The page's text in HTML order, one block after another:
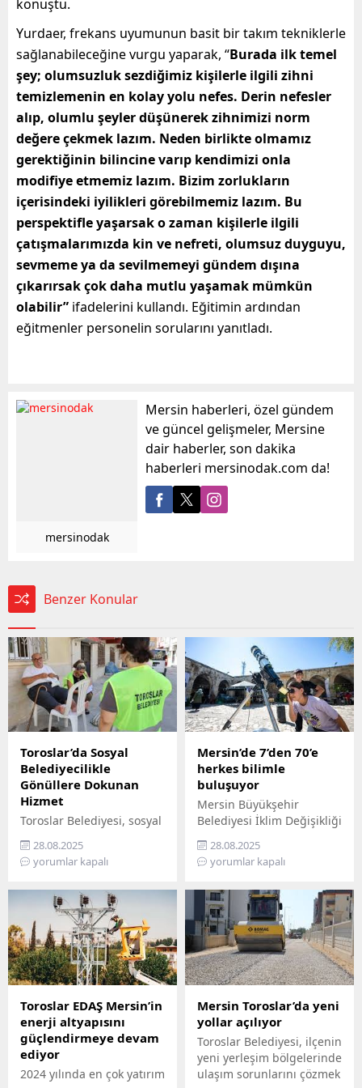
konuştu.
Yurdaer, frekans uyumunun basit bir takım tekniklerle
sağlanabileceğine vurgu yaparak, “Burada ilk temel
şey; olumsuzluk sezdiğimiz kişilerle ilgili zihni
temizlemenin en kolay yolu nefes. Derin nefesler
alıp, olumlu şeyler düşünerek zihnimizi norm
değere çekmek lazım. Neden birlikte olmamız
gerektiğinin bilincine varıp kendimizi onla
modifiye etmemiz lazım. Bizim zorlukların
içerisindeki iyilikleri görebilmemiz lazım. Bu
perspektifle yaşarsak o zaman kişilerle ilgili
çatışmalarımızda kin ve nefreti, olumsuz duyguyu,
sevmeme ya da sevilmemeyi gündem dışına
çıkarırsak çok daha mutlu yaşamak mümkün
olabilir” ifadelerini kullandı. Eğitimin ardından
eğitmenler personelin sorularını yanıtladı.
mersinodak
Mersin haberleri, özel gündem
ve güncel gelişmeler, Mersine
dair haberler, son dakika
haberleri mersinodak.com da!
Benzer Konular
Toroslar’da Sosyal
Belediyecilikle
Gönüllere Dokunan
Hizmet
Toroslar Belediyesi, sosyal
belediyecilik anlayışıyla
vatandaşların gönüllerine
dokunmaya devam ediyor.
vatandaşlar, özel
gereksinimli bireyler ile
gazi ve şehit aileleri,
belediyenin şefkatli elini
her zaman yanlarında
hissediyor. Belediye Sosyal
Destek Hizmetleri
Müdürlüğü’ne bağlı Şehit
ve Gazi Şefliği ile Yaşlı ve
Engelli Şefliği, belli
periyotlarla ev ziyaretleri
gerçekleştiriyor....
28.08.2025
yorumlar kapalı
Mersin’de 7’den 70’e
herkes bilimle
buluşuyor
Mersin Büyükşehir
Belediyesi İklim Değişikliği
ve Sıfır Atık Dairesi
Başkanlığı, Mercan 100.
Yıl İklim ve Çevre Bilim
edemeyenler için bilimi
yurttaşın ayağına
götürüyor. ‘Gökyüzü
Hepimizin, Bilim Her
Yerde’ sloganıyla yola
çıkan Büyükşehir,
Mersin’in ilçelerini tek tek
gezerek 7’den 70’e herkesi
bilimle buluşturuyor.
Bilimi, hayatın her
alanında yaygınlaştırmayı
amaçlayan...
28.08.2025
yorumlar kapalı
Toroslar EDAŞ Mersin’in
enerji altyapısını
güçlendirmeye devam
ediyor
2024 yılında en çok yatırım
Mersin Toroslar’da yeni
yollar açılıyor
Toroslar Belediyesi, ilçenin
yeni yerleşim bölgelerinde
ulaşım sorunlarını çözmek